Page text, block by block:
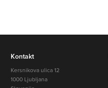
Kontakt
Kersnikova ulica 12
1000 Ljubljana